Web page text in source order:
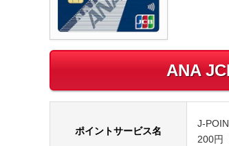
ANA
ポイントサービス名
J-
200円